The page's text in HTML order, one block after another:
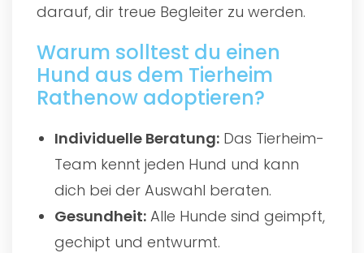
darauf, dir treue Begleiter zu werden.
Warum solltest du einen
Hund aus dem Tierheim
Rathenow adoptieren?
Individuelle Beratung: Das Tierheim-
Team kennt jeden Hund und kann
dich bei der Auswahl beraten.
Gesundheit: Alle Hunde sind geimpft,
gechipt und entwurmt.